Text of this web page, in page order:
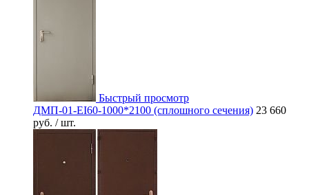
Быстрый просмотр
ДМП-01-EI60-1000*2100 (сплошного сечения) 23 660
руб. / шт.